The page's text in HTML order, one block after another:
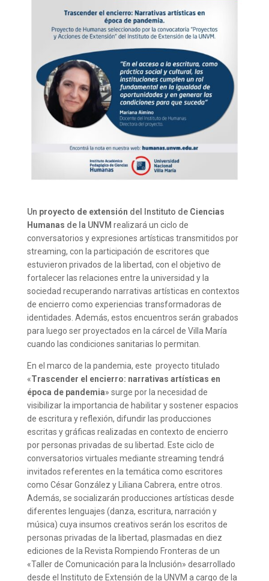
Un proyecto de extensión del Instituto de Ciencias
Humanas de la UNVM realizará un ciclo de
conversatorios y expresiones artísticas transmitidos por
streaming, con la participación de escritores que
estuvieron privados de la libertad, con el objetivo de
fortalecer las relaciones entre la universidad y la
sociedad recuperando narrativas artísticas en contextos
de encierro como experiencias transformadoras de
identidades. Además, estos encuentros serán grabados
para luego ser proyectados en la cárcel de Villa María
cuando las condiciones sanitarias lo permitan.
En el marco de la pandemia, este proyecto titulado
«Trascender el encierro: narrativas artísticas en
época de pandemia» surge por la necesidad de
visibilizar la importancia de habilitar y sostener espacios
de escritura y reflexión, difundir las producciones
escritas y gráficas realizadas en contexto de encierro
por personas privadas de su libertad. Este ciclo de
conversatorios virtuales mediante streaming tendrá
invitados referentes en la temática como escritores
como César González y Liliana Cabrera, entre otros.
Además, se socializarán producciones artísticas desde
diferentes lenguajes (danza, escritura, narración y
música) cuya insumos creativos serán los escritos de
personas privadas de la libertad, plasmadas en diez
ediciones de la Revista Rompiendo Fronteras de un
«Taller de Comunicación para la Inclusión» desarrollado
desde el Instituto de Extensión de la UNVM a cargo de la